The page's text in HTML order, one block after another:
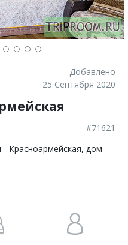
Добавлено
25 Сентября 2020
#71621
Красноармейская, дом